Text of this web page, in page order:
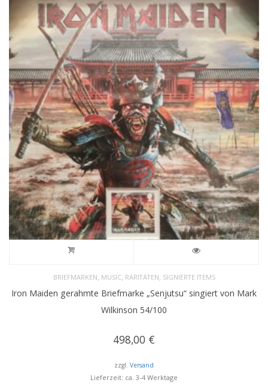
BRIEFMARKEN MUSIC, RARITÄTEN SIGNIERTE ITEMS
Iron Maiden gerahmte Briefmarke „Senjutsu“ singiert von Mark
Wilkinson 54/100
498,00 €
zzgl. Versand
Lieferzeit: ca. 3-4 Werktage